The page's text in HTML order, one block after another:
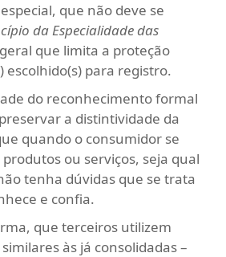
que não deve se
da Especialidade das
que limita a proteção
escolhido(s) para registro.
do reconhecimento formal
a distintividade da
quando o consumidor se
ou serviços, seja qual
tenha dúvidas que se trata
e confia.
que terceiros utilizem
às já consolidadas –